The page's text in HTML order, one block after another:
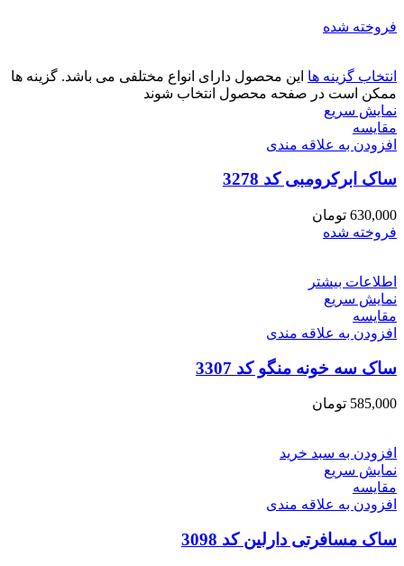
فروخته شده
انتخاب گزینه ها این محصول دارای انواع مختلفی می باشد. گزینه ها
ممکن است در صفحه محصول انتخاب شوند
نمایش سریع
مقايسه
افزودن به علاقه مندی
ساک ابرکرومبی کد 3278
630,000 تومان
فروخته شده
اطلاعات بیشتر
نمایش سریع
مقايسه
افزودن به علاقه مندی
ساک سه خونه منگو کد 3307
585,000 تومان
افزودن به سبد خرید
نمایش سریع
مقايسه
افزودن به علاقه مندی
ساک مسافرتی دارلین کد 3098